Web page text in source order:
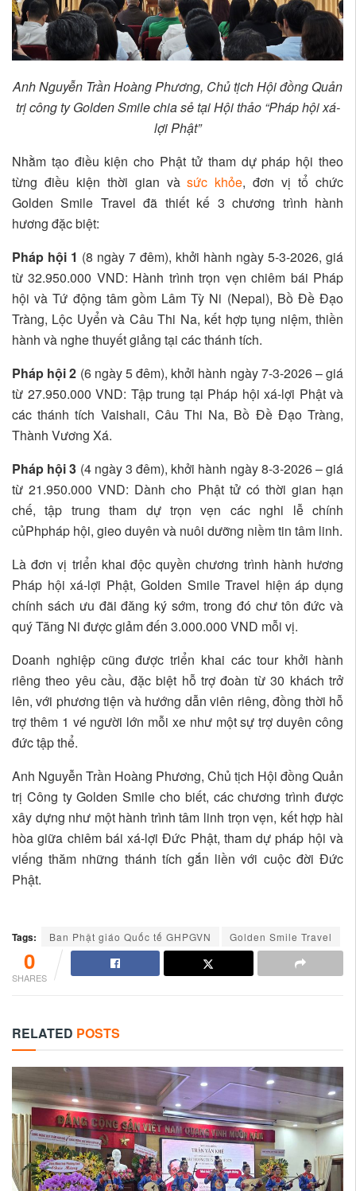
Anh Nguyễn Trần Hoàng Phương, Chủ tịch Hội đồng Quản
trị công ty Golden Smile chia sẻ tại Hội thảo “Pháp hội xá-
lợi Phật”
Nhằm tạo điều kiện cho Phật tử tham dự pháp hội theo
từng điều kiện thời gian vàsức khỏe, đơn vị tổ chức
Golden Smile Travel đã thiết kế 3 chương trình hành
hương đặc biệt:
Pháp hội 1 (8 ngày 7 đêm), khởi hành ngày 5-3-2026, giá
từ 32.950.000 VND: Hành trình trọn vẹn chiêm bái Pháp
hội và Tứ động tâm gồm Lâm Tỳ Ni (Nepal), Bồ Đề Đạo
Tràng, Lộc Uyển và Câu Thi Na, kết hợp tụng niệm, thiền
hành và nghe thuyết giảng tại các thánh tích.
Pháp hội 2 (6 ngày 5 đêm), khởi hành ngày 7-3-2026 – giá
từ 27.950.000 VND: Tập trung tại Pháp hội xá-lợi Phật và
các thánh tích Vaishali, Câu Thi Na, Bồ Đề Đạo Tràng,
Thành Vương Xá.
Pháp hội 3 (4 ngày 3 đêm), khởi hành ngày 8-3-2026 – giá
từ 21.950.000 VND: Dành cho Phật tử có thời gian hạn
chế, tập trung tham dự trọn vẹn các nghi lễ chính
củPhpháp hội, gieo duyên và nuôi dưỡng niềm tin tâm linh.
Là đơn vị triển khai độc quyền chương trình hành hương
Pháp hội xá-lợi Phật, Golden Smile Travel hiện áp dụng
chính sách ưu đãi đăng ký sớm, trong đó chư tôn đức và
quý Tăng Ni được giảm đến 3.000.000 VND mỗi vị.
Doanh nghiệp cũng được triển khai các tour khởi hành
riêng theo yêu cầu, đặc biệt hỗ trợ đoàn từ 30 khách trở
lên, với phương tiện và hướng dẫn viên riêng, đồng thời hỗ
trợ thêm 1 vé người lớn mỗi xe như một sự trợ duyên công
đức tập thể.
Anh Nguyễn Trần Hoàng Phương, Chủ tịch Hội đồng Quản
trị Công ty Golden Smile cho biết, các chương trình được
xây dựng như một hành trình tâm linh trọn vẹn, kết hợp hài
hòa giữa chiêm bái xá-lợi Đức Phật, tham dự pháp hội và
viếng thăm những thánh tích gắn liền với cuộc đời Đức
Phật.
Tags: Ban Phật giáo Quốc tế GHPGVN Golden Smile Travel
0
SHARES
RELATED POSTS